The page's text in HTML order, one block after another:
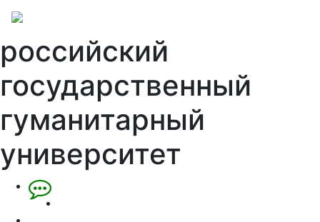
российский
государственный
гуманитарный
университет